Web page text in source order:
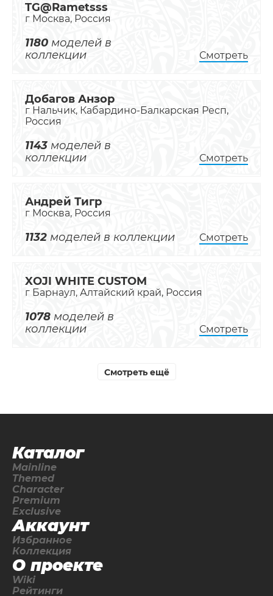
TG@Rametsss
г Москва, Россия
1180 моделей в
коллекции
Смотреть
Добагов Анзор
г Нальчик, Кабардино-Балкарская Респ,
Россия
1143 моделей в
коллекции
Смотреть
Андрей Тигр
г Москва, Россия
1132 моделей в коллекции Смотреть
XOJI WHITE CUSTOM
г Барнаул, Алтайский край, Россия
1078 моделей в
коллекции
Смотреть
Смотреть ещё
Каталог
Mainline
Themed
Character
Premium
Exclusive
Аккаунт
Избранное
Коллекция
О проекте
Wiki
Рейтинги